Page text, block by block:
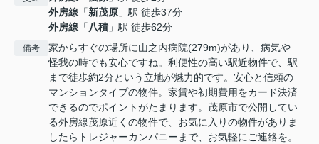
外房線 「新茂原 」駅 徒歩37分
外房線 「八積 」駅 徒歩62分
備考
家からすぐの場所に山之内病院(279m)があり、病気や
怪我の時でも安心ですね。利便性の高い駅近物件で、駅
まで徒歩約2分という立地が魅力的です。安心と信頼の
マンションタイプの物件。家賃や初期費用をカード決済
できるのでポイントがたまります。茂原市で公開してい
る外房線茂原近くの物件で、お気に入りの物件がありま
したらトレジャーカンパニーまで、お気軽にご連絡を。